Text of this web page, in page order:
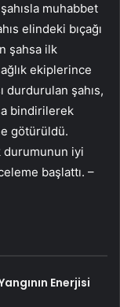
muhabbet
elindeki bıçağı
şahsa ilk
ekiplerince
durdurulan şahıs,
bindirilerek
götürüldü.
durumunun iyi
başlattı. –
Enerjisi